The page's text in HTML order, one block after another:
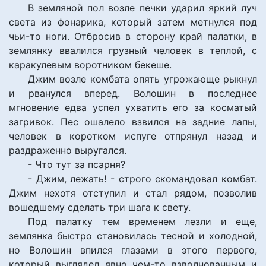
В земляной пол возле печки ударил яркий луч
света из фонарика, который затем метнулся под
чьи-то ноги. Отбросив в сторону край палатки, в
землянку ввалился грузный человек в теплой, с
каракулевым воротником бекеше.
Джим возле комбата опять угрожающе рыкнул
и рванулся вперед. Волошин в последнее
мгновение едва успел ухватить его за косматый
загривок. Пес ошалело взвился на задние лапы,
человек в коротком испуге отпрянул назад и
раздраженно выругался.
- Что тут за псарня?
- Джим, лежать! - строго скомандовал комбат.
Джим нехотя отступил и стал рядом, позволив
вошедшему сделать три шага к свету.
Под палатку тем временем лезли и еще,
землянка быстро становилась тесной и холодной,
но Волошин впился глазами в этого первого,